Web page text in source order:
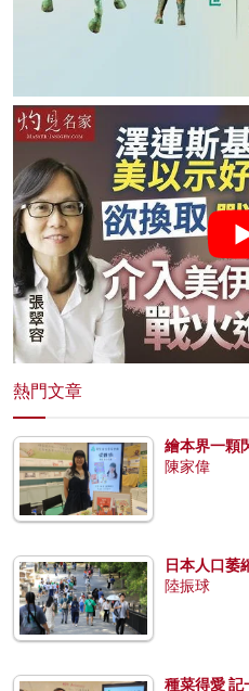
熱門文章
繪本界一顆
陳家偉
日本人口萎
陸振球
種菜得愛